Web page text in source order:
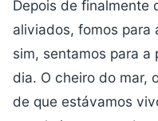
Depois de finalmente
aliviados, fomos para
sim, sentamos para
dia. O cheiro do mar,
de que estávamos